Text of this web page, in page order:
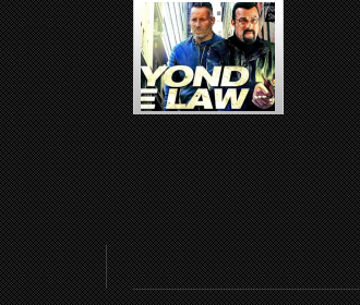
MAS ALLA DE LA LEY (2019)